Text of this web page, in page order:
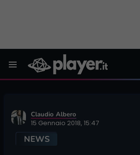
Claudio Albero
15 Gennaio 2018, 15:47
NEWS